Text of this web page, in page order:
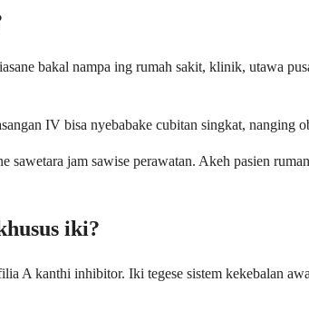
bakal nampa ing rumah sakit, klinik, utawa
IV bisa nyebabake cubitan singkat, nanging
sawetara jam sawise perawatan. Akeh pasien
iki?
A kanthi inhibitor. Iki tegese sistem kekebalan